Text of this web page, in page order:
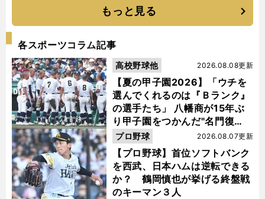
もっと見る
各スポーツコラム記事
【夏の甲子園2026】「ウチを
選んでくれるのは『Ｂランク』
の選手たち」 八幡商が15年ぶ
り甲子園をつかんだ"名門復
活"の舞台裏
2026.08.08更新
高校野球他
【プロ野球】首位ソフトバンク
を西武、日本ハムは逆転できる
か？ 鶴岡慎也が挙げる終盤戦
のキーマン３人
2026.08.07更新
プロ野球